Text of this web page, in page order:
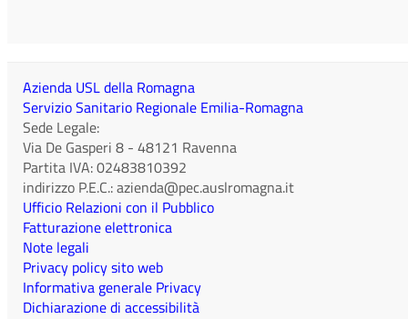
Azienda USL della Romagna
Servizio Sanitario Regionale Emilia-Romagna
Sede Legale:
Via De Gasperi 8 - 48121 Ravenna
Partita IVA:02483810392
indirizzo P.E.C.:azienda@pec.auslromagna.it
Ufficio Relazioni con il Pubblico
Fatturazione elettronica
Note legali
Privacy policy sito web
Informativa generale Privacy
Dichiarazione di accessibilità